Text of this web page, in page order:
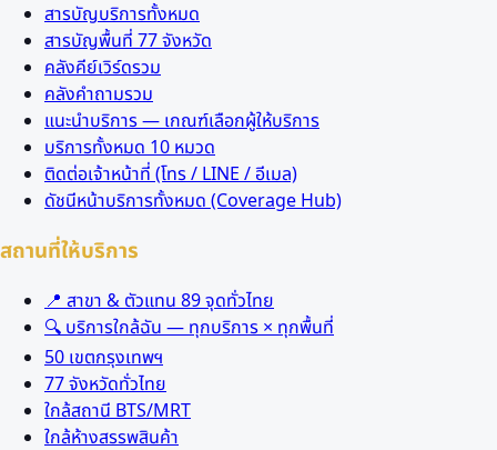
สารบัญบริการทั้งหมด
สารบัญพื้นที่ 77 จังหวัด
คลังคีย์เวิร์ดรวม
คลังคำถามรวม
แนะนำบริการ — เกณฑ์เลือกผู้ให้บริการ
บริการทั้งหมด 10 หมวด
ติดต่อเจ้าหน้าที่ (โทร / LINE / อีเมล)
ดัชนีหน้าบริการทั้งหมด (Coverage Hub)
สถานที่ให้บริการ
📍 สาขา & ตัวแทน 89 จุดทั่วไทย
🔍 บริการใกล้ฉัน — ทุกบริการ × ทุกพื้นที่
50 เขตกรุงเทพฯ
77 จังหวัดทั่วไทย
ใกล้สถานี BTS/MRT
ใกล้ห้างสรรพสินค้า